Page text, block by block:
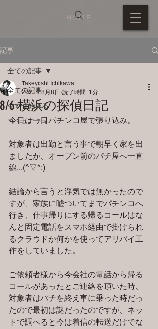
HOME
記事
全ての記事
今すぐ始める
コミュニティ
全ての記事
8/6 横浜の探偵日記
Takeyoshi Ichikawa
2021年8月8日 読了時間: 1分
今日は一日パチンコ屋で張り込み。
対象者は出勤と言う事で朝早く家を出
ましたが、オープン前のパチ屋へ一直
線,,,(^▽^;)
結論から言うと浮気では無かったので
すが、家族に嘘ついてまでパチンコへ
行き、仕事帰りにする帰るコールはな
んと固定電話をスマホ経由で掛けられ
るクラウドか何かを使ってアリバイ工
作をしていました。
ご依頼者様から今会社の電話から帰る
コールがあったとご連絡を頂いた時、
対象者はパチを終え車に乗った時だっ
たので最初は謎だったのですが、ネッ
トで調べると今は着信の転送だけでな